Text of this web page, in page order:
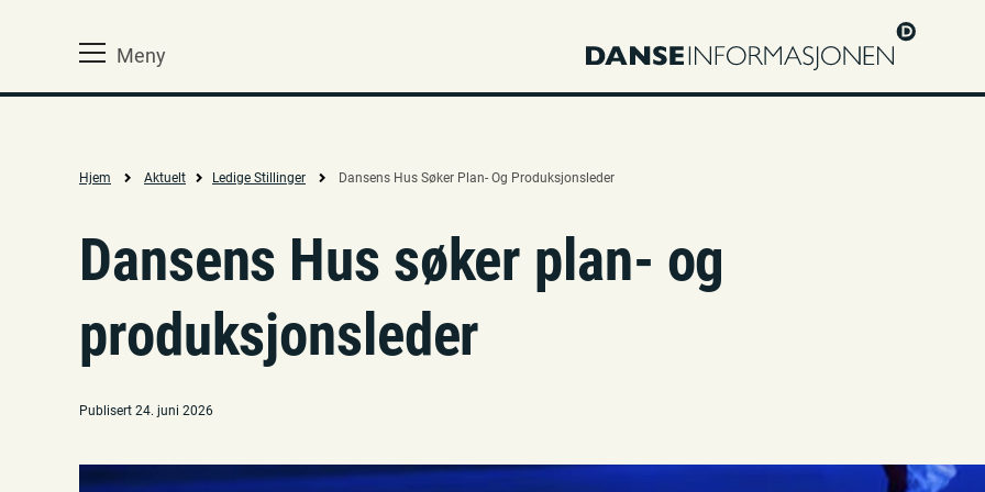
Meny
Hjem Aktuelt Ledige Stillinger Dansens Hus Søker Plan- Og Produksjonsleder
Dansens Hus søker plan- og
produksjonsleder
Publisert 24. juni 2026